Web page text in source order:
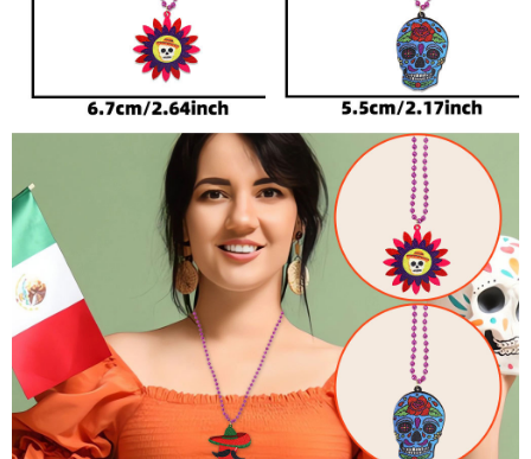
请直接向派送人员进行验
证、索赔或拒绝 签收。
6、关于售后： 自签收之日
起七天之内如有产品问题请
及时联系我们，我们会 给
出补发、换货的答复，逾期
不再受理。针对线上卖家和
线下批发客户批量采购的订
单，如有部分产品质量问题
可以提供问题产品的换货服
务。
7、关于评价： 您中肯的评
价，是我们前进的不懈动
力，如果收到货品满意而心
情畅快，请给我们鼓励的好
评。一旦出现问题请及时联